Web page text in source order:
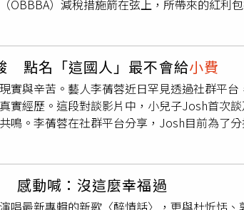
社回應，標案依公共工程委員會相關程序辦
、領隊服務費、住宿、交通、停車、保
出，學生亦可自行選擇是否參與。校方則說
範。學校強調尊重學生意見，後續將加強校內
OBBBA）減稅措施箭在弦上，所帶來的紅利
及
、加班費與汽車貸款利息免稅等，預
Warsh）接任5月即將卸任的鮑爾，出任下
埋下變數。回顧2025年，科技巨頭傾全力投
半導體與伺服器產業擴張動能強勁，帶動加
地緣政治與市場波動仍促使避險資金卡位黃
策走向未明、地緣政治風險猶存的環境下，
單一市場。根據基金觀測站統計，境外基金
2檔。中租基金平台總經理蘇皓毅表示，
元配置。在AI投資領域，應分散布局半導體
日股之外，也可適度提高全球避險熱錢偏好的
提醒投資人，股市仍有震盪修正空間，可把
點名「這國人」最不會給小費
實與辛苦。藝人李蒨蓉近日罕見透過社群平
實經歷。這段對談影片中，小兒子Josh首次談
鳴。李蒨蓉在社群平台分享，Josh目前為了
不僅得長時間站立，有時一站就是七到八小
，必須隨時保持笑容、手腳俐落，且桌位數
越多，
有時辛苦一整晚，卻收不到相對應的
感動喊：沒這麼幸福過